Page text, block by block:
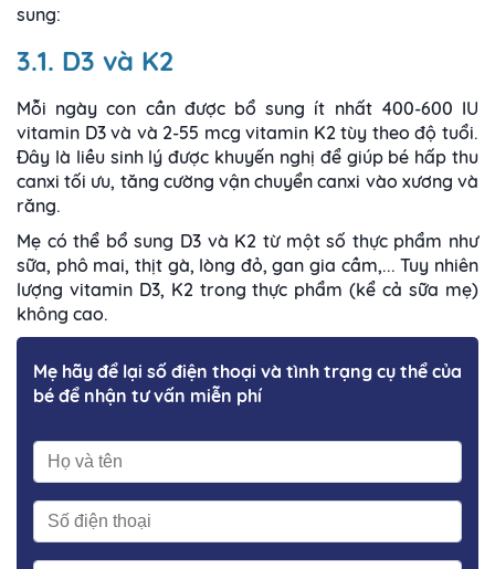
sung:
3.1. D3 và K2
Mỗi ngày con cần được bổ sung ít nhất 400-600 IU
vitamin D3 và và 2-55 mcg vitamin K2 tùy theo độ tuổi.
Đây là liều sinh lý được khuyến nghị để giúp bé hấp thu
canxi tối ưu, tăng cường vận chuyển canxi vào xương và
răng.
Mẹ có thể bổ sung D3 và K2 từ một số thực phẩm như
sữa, phô mai, thịt gà, lòng đỏ, gan gia cầm,... Tuy nhiên
lượng vitamin D3, K2 trong thực phẩm (kể cả sữa mẹ)
không cao.
Mẹ hãy để lại số điện thoại và tình trạng cụ thể của
bé để nhận tư vấn miễn phí